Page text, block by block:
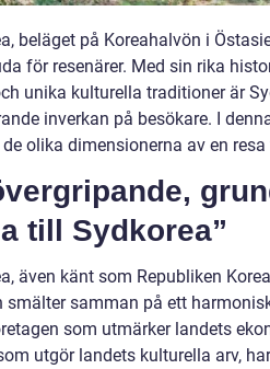
beläget på Koreahalvön i
för resenärer. Med sin rika
unika kulturella traditioner är
inverkan på besökare. I
olika dimensionerna av en
till Sydkorea”
även känt som Republiken
smälter samman på ett
som utmärker landets
utgör landets kulturella arv,